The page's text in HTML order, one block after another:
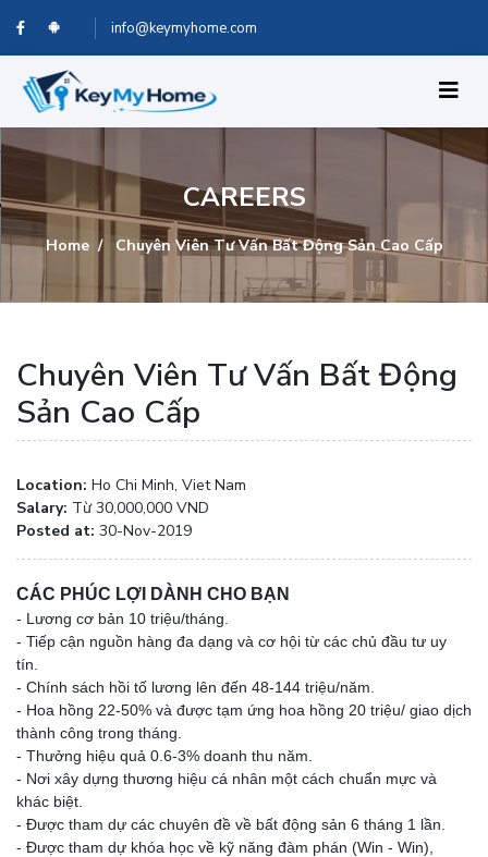
info@keymyhome.com
CAREERS
Home Chuyên Viên Tư Vấn Bất Động Sản Cao Cấp
Chuyên Viên Tư Vấn Bất Động
Sản Cao Cấp
Location: Ho Chi Minh, Viet Nam
Salary: Từ 30,000,000 VND
Posted at: 30-Nov-2019
CÁC PHÚC LỢI DÀNH CHO BẠN
- Lương cơ bản 10 triệu/tháng.
- Tiếp cận nguồn hàng đa dạng và cơ hội từ các chủ đầu tư uy
tín.
- Chính sách hồi tố lương lên đến 48-144 triệu/năm.
- Hoa hồng 22-50% và được tạm ứng hoa hồng 20 triệu/ giao dịch
thành công trong tháng.
- Thưởng hiệu quả 0.6-3% doanh thu năm.
- Nơi xây dựng thương hiệu cá nhân một cách chuẩn mực và
khác biệt.
- Được tham dự các chuyên đề về bất động sản 6 tháng 1 lần.
- Được tham dự khóa học về kỹ năng đàm phán (Win - Win),